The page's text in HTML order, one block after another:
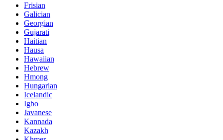
Frisian
Galician
Georgian
Gujarati
Haitian
Hausa
Hawaiian
Hebrew
Hmong
Hungarian
Icelandic
Igbo
Javanese
Kannada
Kazakh